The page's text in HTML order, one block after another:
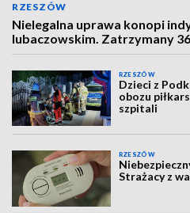
RZESZÓW
Nielegalna uprawa konopi
lubaczowskim. Zatrzymany
RZESZÓW
Dzieci z
obozu
szpitali
RZESZÓW
Strażacy z